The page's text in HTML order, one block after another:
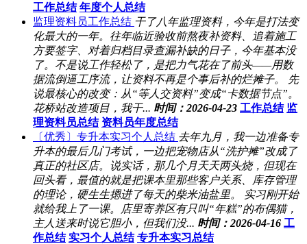
工作总结 年度个人总结
监理资料员工作总结 干了八年监理资料，今年是打法变
化最大的一年。往年临近验收前熬夜补资料、追着施工
方要签字、对着归档目录查漏补缺的日子，今年基本没
了。不是说工作轻松了，是把力气花在了前头——用数
据流倒逼工序流，让资料不再是个事后补的烂摊子。 先
说最核心的改变：从“等人交资料”变成“卡数据节点”。
花桥站改造项目，我干... 时间：2026-04-23 工作总结 监
理资料员总结 资料员年度总结
〔优秀〕专升本实习个人总结 去年九月，我一边准备专
升本的最后几门考试，一边把宠物店从“洗护摊”改成了
真正的社区店。说实话，那几个月天天两头烧，但现在
回头看，最值的就是把课本里那些客户关系、库存管理
的理论，硬生生摁进了每天的柴米油盐里。 实习刚开始
就给我上了一课。店里寄养区有只叫“年糕”的布偶猫，
主人送来时说它胆小，但我们没... 时间：2026-04-16 工
作总结 实习个人总结 专升本实习总结